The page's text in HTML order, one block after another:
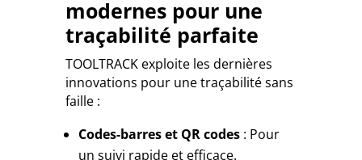
modernes pour une
traçabilité parfaite
TOOLTRACK exploite les dernières
innovations pour une traçabilité sans
faille :
Codes-barres et QR codes: Pour
un suivi rapide et efficace.